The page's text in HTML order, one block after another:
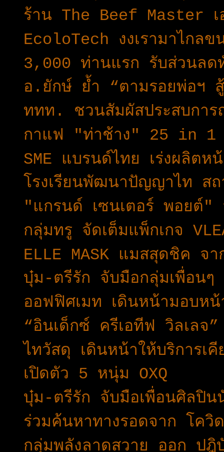
ร้าน The Beef Master เ
EcoloTech งงเรามาไกลข
3,000​ ท่านแรก​ รับส่วนลด​
อ.ยักษ์ ย้ำ “ตามรอยพ่อฯ
ททท. ชวนสัมผัสประสบการ
กาแฟ "ท่าช้าง" 25 in 1
SME แบรนด์ไทย เร่งผลิ
โรงเรียนพัฒนาปัญญาไท
"แกรนด์ เซนเตอร์ พอยต์"
กลุ่มทรู จัดเต็มแพ็กเกจ
ELLE MASK แมสสุดชิค จ
บุ๋ม-ตรีรัก จับมือกลุ่มเพื่อน
ออฟฟิศเมท เดินหน้ามอบห
“อินเด็กซ์ ครีเอทีฟ วิลเล
ไทวัสดุ เดินหน้าให้บริการ
เปิดตัว 5 หนุ่ม OXQ
บุ๋ม-ตรีรัก จับมือเพื่อนศิลปิ
ร่วมค้นหาทางรอดจาก
กลุ่มพลังลาดสวาย ออก ป